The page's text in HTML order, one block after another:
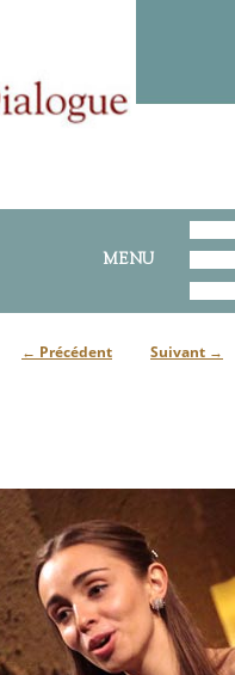
MENU
← Précédent Suivant →